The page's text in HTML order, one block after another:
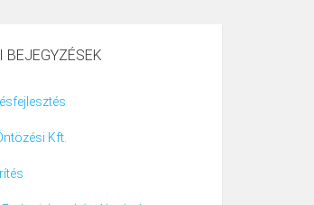
BEJEGYZÉSEK
Kft.